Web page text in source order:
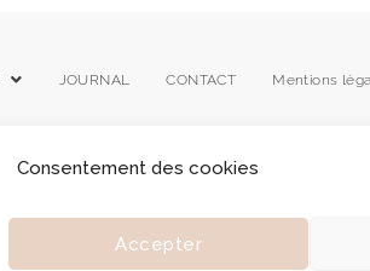
Consentement des cookies
Accepter
JOURNAL CONTACT Mentions